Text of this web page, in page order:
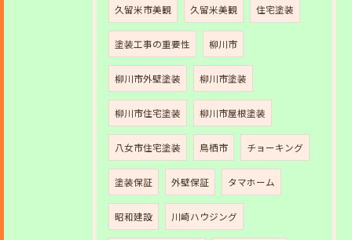
久留米市美観 久留米美観 住宅塗装
塗装工事の重要性 柳川市
柳川市外壁塗装 柳川市塗装
柳川市住宅塗装 柳川市屋根塗装
八女市住宅塗装 鳥栖市 チョーキング
塗装保証 外壁保証 タマホーム
昭和建設 川崎ハウジング